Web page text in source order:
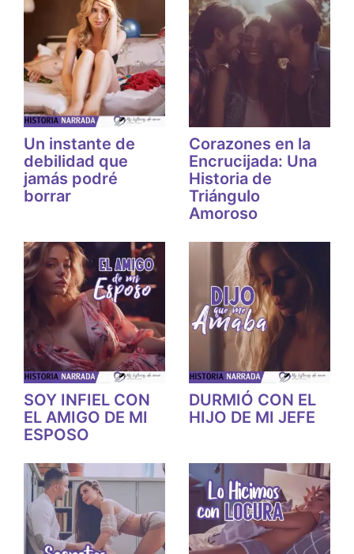
Un instante de
debilidad que
jamás podré
borrar
Corazones en la
Encrucijada: Una
Historia de
Triángulo
Amoroso
SOY INFIEL CON
EL AMIGO DE MI
ESPOSO
DURMIÓ CON EL
HIJO DE MI JEFE